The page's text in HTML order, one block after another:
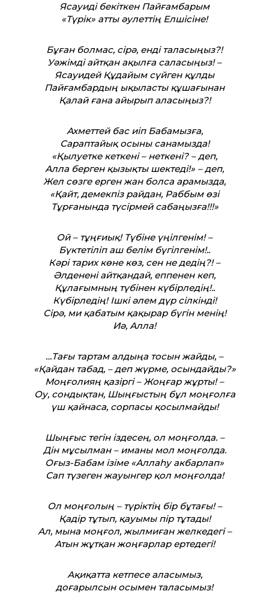
Ясауиді бекіткен Пайғамбарым
«Түрік» атты әулеттің Елшісіне!
Бұған болмас, сірә, енді таласыңыз?!
Уәжімді айтқан ақылға саласыңыз! –
Ясауидей Құдайым сүйген құлды
Пайғамбардың ықыласты құшағынан
Қалай ғана айырып аласыңыз?!
Ахметтей бас иіп Бабамызға,
Сараптайық осыны санамызда!
«Қылуетке кеткені – неткені? – деп,
Алла берген қызықты шектеді!» – деп,
Жел сөзге ерген жан болса арамызда,
«Қайт, демекпіз райдан, Раббым өзі
Тұрғанында түсірмей сабаңызға!!!»
Ой – тұңғиық! Түбіне үңілгенім! –
Бүктетіліп аш белім бүгілгенім!..
Кәрі тарих көне көз, сен не дедің?! –
Әлденені айтқандай, еппенен кеп,
Құлағымның түбінен күбірледің!..
Күбірледің! Ішкі әлем дүр сілкінді!
Сірә, ми қабатым қақырар бүгін менің!
Иә, Алла!
…Тағы тартам алдыңа тосын жайды, –
«Қайдан табад, – деп жүрме, осындайды?»
Моңғолияң қазіргі – Жоңғар жұрты! –
Оу, сондықтан, Шыңғыстың бұл моңғолға
үш қайнаса, сорпасы қосылмайды!
Шыңғыс тегін іздесең, ол моңғолда. –
Дін мұсылман – иманы мол моңғолда.
Оғыз-Бабам ізіме «Аллаһу акбарлап»
Сап түзеген жауынгер қол моңғолда!
Ол моңғолың – түріктің бір бұтағы! –
Қадір тұтып, қауымы пір тұтады!
Ал, мына моңғол, жылмиған желкедегі –
Атын жұтқан жоңғарлар ертедегі!
Ақиқатта кетпесе аласымыз,
доғарылсын осымен таласымыз!